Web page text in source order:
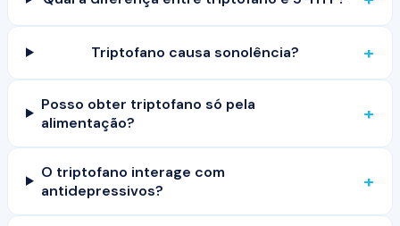
Triptofano causa sonolência? +
Posso obter triptofano só pela
alimentação?
+
O triptofano interage com
antidepressivos?
+